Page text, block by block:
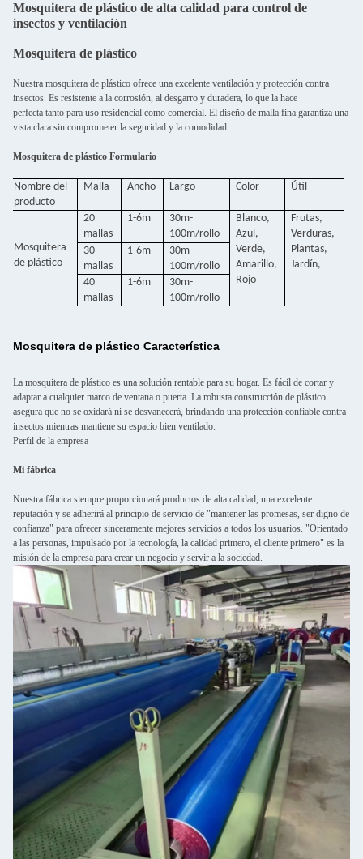
Mosquitera de plástico de alta calidad para control de
insectos y ventilación
Mosquitera de plástico
Nuestra mosquitera de plástico ofrece una excelente ventilación y protección contra
insectos. Es resistente a la corrosión, al desgarro y duradera, lo que la hace
perfecta tanto para uso residencial como comercial. El diseño de malla fina garantiza una
vista clara sin comprometer la seguridad y la comodidad.
Mosquitera de plástico Formulario
Nombre del
producto
Malla Ancho Largo Color Útil
Mosquitera
de plástico
20
mallas
1-6m
30m-
100m/rollo
Blanco,
Azul,
Verde,
Amarillo,
Rojo
Frutas,
Verduras,
Plantas,
Jardín,
30
mallas
1-6m
30m-
100m/rollo
40
mallas
1-6m
30m-
100m/rollo
Mosquitera de plástico Característica
La mosquitera de plástico es una solución rentable para su hogar. Es fácil de cortar y
adaptar a cualquier marco de ventana o puerta. La robusta construcción de plástico
asegura que no se oxidará ni se desvanecerá, brindando una protección confiable contra
insectos mientras mantiene su espacio bien ventilado.
Perfil de la empresa
Mi fábrica
Nuestra fábrica siempre proporcionará productos de alta calidad, una excelente
reputación y se adherirá al principio de servicio de "mantener las promesas, ser digno de
confianza" para ofrecer sinceramente mejores servicios a todos los usuarios. "Orientado
a las personas, impulsado por la tecnología, la calidad primero, el cliente primero" es la
misión de la empresa para crear un negocio y servir a la sociedad.